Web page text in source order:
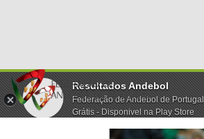
Resultados Andebol
Federação de Andebol de Portugal
Grátis - Disponivel na Play Store